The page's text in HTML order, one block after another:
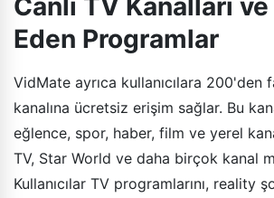
Canlı TV Kanalları
Eden Programlar
VidMate ayrıca kullanıcılara 200'den
kanalına ücretsiz erişim sağlar. Bu
eğlence, spor, haber, film ve yerel
TV, Star World ve daha birçok kanal
Kullanıcılar TV programlarını, reality